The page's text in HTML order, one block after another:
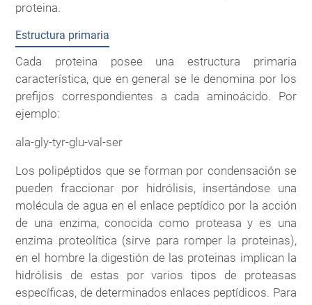
proteina.
Estructura primaria
Cada proteina posee una estructura primaria
característica, que en general se le denomina por los
prefijos correspondientes a cada aminoácido. Por
ejemplo:
ala-gly-tyr-glu-val-ser
Los polipéptidos que se forman por condensación se
pueden fraccionar por hidrólisis, insertándose una
molécula de agua en el enlace peptídico por la acción
de una enzima, conocida como proteasa y es una
enzima proteolítica (sirve para romper la proteinas),
en el hombre la digestión de las proteinas implican la
hidrólisis de estas por varios tipos de proteasas
específicas, de determinados enlaces peptídicos. Para